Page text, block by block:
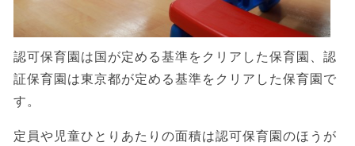
認可保育園は国が定める基準をクリアした保育園、認
証保育園は東京都が定める基準をクリアした保育園で
す。
定員や児童ひとりあたりの面積は認可保育園のほうが